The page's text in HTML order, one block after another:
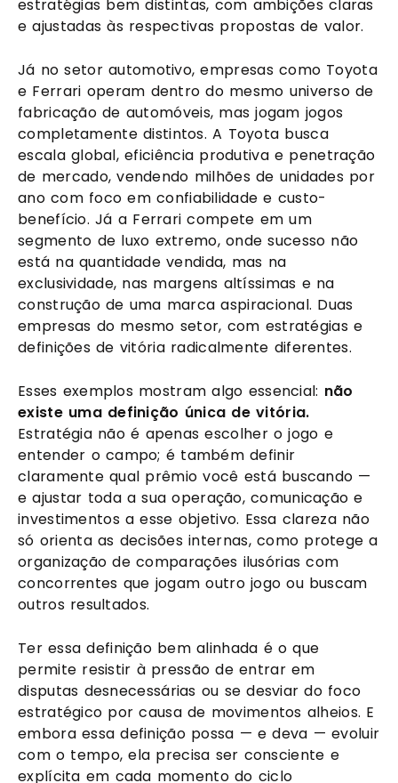
estratégias bem distintas, com ambições claras
e ajustadas às respectivas propostas de valor.
Já no setor automotivo, empresas como Toyota
e Ferrari operam dentro do mesmo universo de
fabricação de automóveis, mas jogam jogos
completamente distintos. A Toyota busca
escala global, eficiência produtiva e penetração
de mercado, vendendo milhões de unidades por
ano com foco em confiabilidade e custo-
benefício. Já a Ferrari compete em um
segmento de luxo extremo, onde sucesso não
está na quantidade vendida, mas na
exclusividade, nas margens altíssimas e na
construção de uma marca aspiracional. Duas
empresas do mesmo setor, com estratégias e
definições de vitória radicalmente diferentes.
Esses exemplos mostram algo essencial: não
existe uma definição única de vitória.
Estratégia não é apenas escolher o jogo e
entender o campo; é também definir
claramente qual prêmio você está buscando —
e ajustar toda a sua operação, comunicação e
investimentos a esse objetivo. Essa clareza não
só orienta as decisões internas, como protege a
organização de comparações ilusórias com
concorrentes que jogam outro jogo ou buscam
outros resultados.
Ter essa definição bem alinhada é o que
permite resistir à pressão de entrar em
disputas desnecessárias ou se desviar do foco
estratégico por causa de movimentos alheios. E
embora essa definição possa — e deva — evoluir
com o tempo, ela precisa ser consciente e
explícita em cada momento do ciclo